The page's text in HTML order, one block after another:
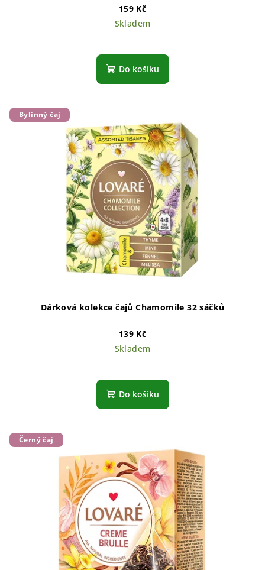
159 Kč
Skladem
Do košíku
Bylinný čaj
Dárková kolekce čajů Chamomile 32 sáčků
139 Kč
Skladem
Do košíku
Černý čaj